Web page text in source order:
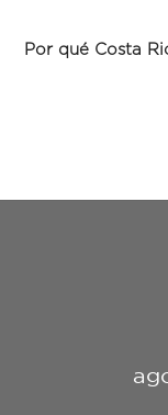
Por qué Costa